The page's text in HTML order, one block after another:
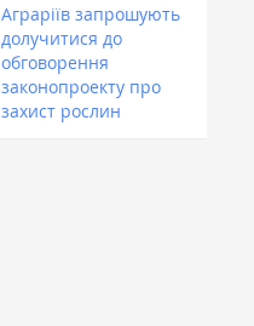
Аграріїв запрошують
долучитися до
обговорення
законопроекту про
захист рослин